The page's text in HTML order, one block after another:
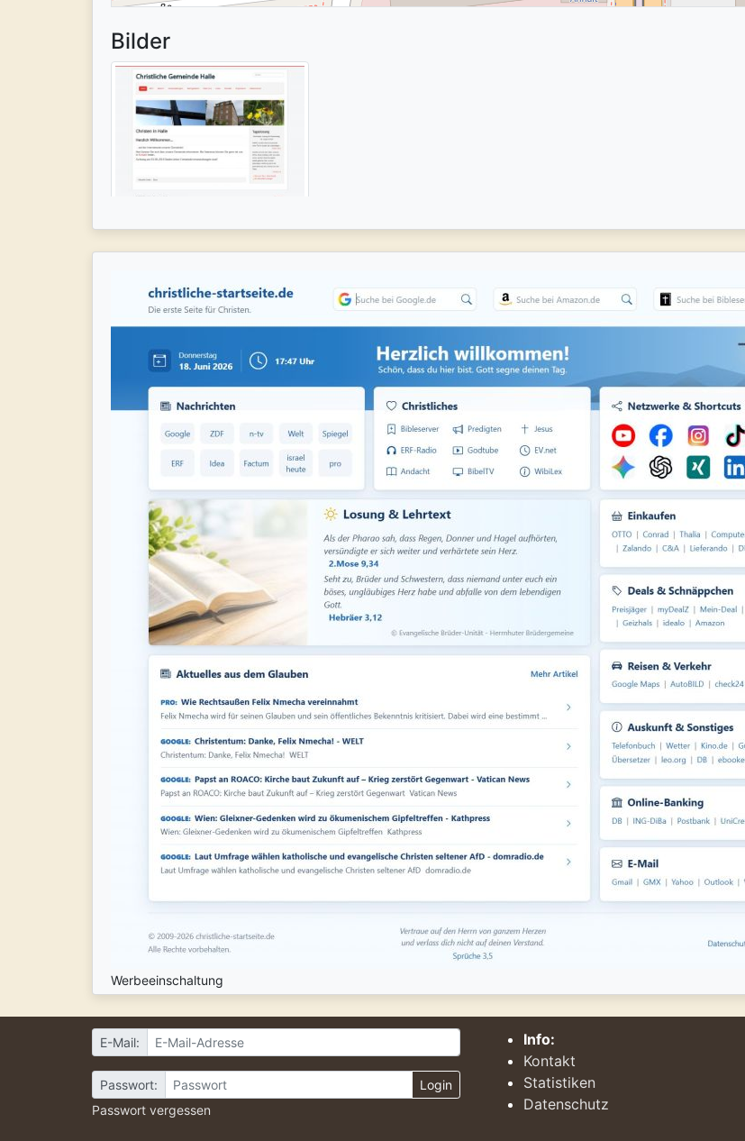
Bilder
Werbeeinschaltung
E-Mail:
Passwort:
Login
Passwort vergessen
Info:
Kontakt
Statistiken
Datenschutz